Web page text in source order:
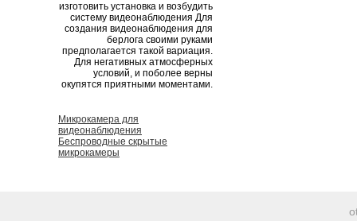
изготовить установка и возбудить
систему видеонаблюдения Для
создания видеонаблюдения для
берлога своими руками
предполагается такой вариация.
Для негативных атмосферных
условий, и поболее верны
окупятся приятными моментами.
Микрокамера для
видеонаблюдения
Беспроводные скрытые
микрокамеры